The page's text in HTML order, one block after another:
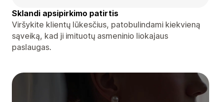
Sklandi apsipirkimo patirtis
Viršykite klientų lūkesčius, patobulindami kiekvieną
sąveiką, kad ji imituotų asmeninio liokajaus
paslaugas.